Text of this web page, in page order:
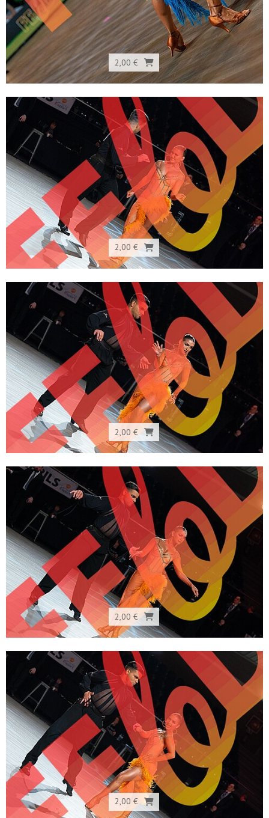
2,00 €
2,00 €
2,00 €
2,00 €
2,00 €